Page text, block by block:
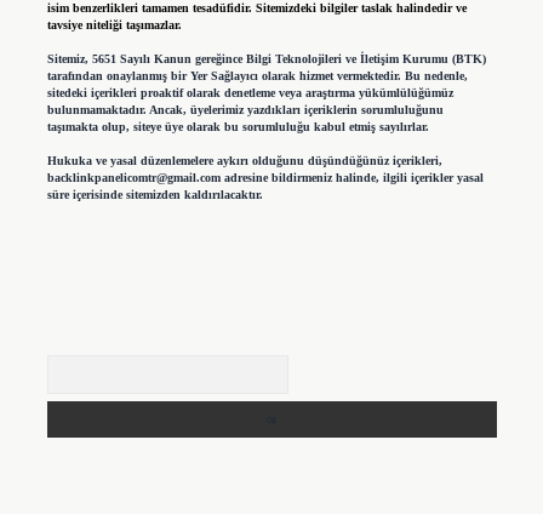
isim benzerlikleri tamamen tesadüfidir. Sitemizdeki bilgiler taslak halindedir ve
tavsiye niteliği taşımazlar.
Sitemiz, 5651 Sayılı Kanun gereğince Bilgi Teknolojileri ve İletişim Kurumu (BTK)
tarafından onaylanmış bir Yer Sağlayıcı olarak hizmet vermektedir. Bu nedenle,
sitedeki içerikleri proaktif olarak denetleme veya araştırma yükümlülüğümüz
bulunmamaktadır. Ancak, üyelerimiz yazdıkları içeriklerin sorumluluğunu
taşımakta olup, siteye üye olarak bu sorumluluğu kabul etmiş sayılırlar.
Hukuka ve yasal düzenlemelere aykırı olduğunu düşündüğünüz içerikleri,
backlinkpanelicomtr@gmail.comadresine bildirmeniz halinde, ilgili içerikler yasal
süre içerisinde sitemizden kaldırılacaktır.